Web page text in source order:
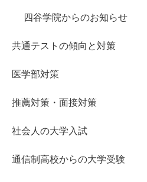
四谷学院からのお知らせ
共通テストの傾向と対策
医学部対策
推薦対策・面接対策
社会人の大学入試
通信制高校からの大学受験